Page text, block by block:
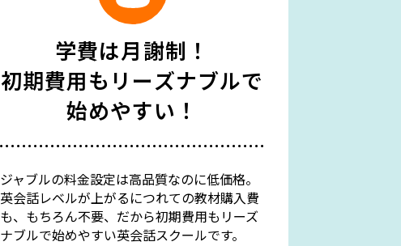
学費は月謝制！
初期費用もリーズナブルで
始めやすい！
ジャブルの料金設定は高品質なのに低価格。
英会話レベルが上がるにつれての教材購入費
も、もちろん不要、だから初期費用もリーズ
ナブルで始めやすい英会話スクールです。